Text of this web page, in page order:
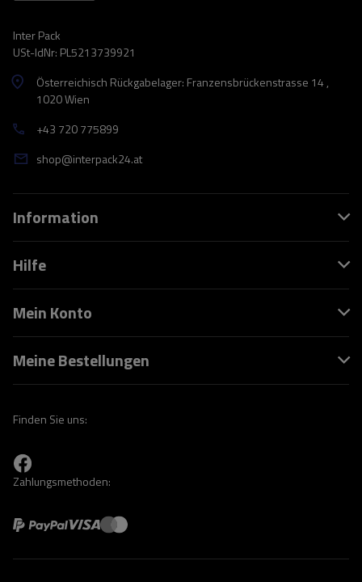
Inter Pack
USt-IdNr: PL5213739921
Österreichisch Rückgabelager: Franzensbrückenstrasse 14 ,
1020 Wien
+43 720 775899
shop@interpack24.at
Information
Hilfe
Mein Konto
Meine Bestellungen
Finden Sie uns:
Zahlungsmethoden: